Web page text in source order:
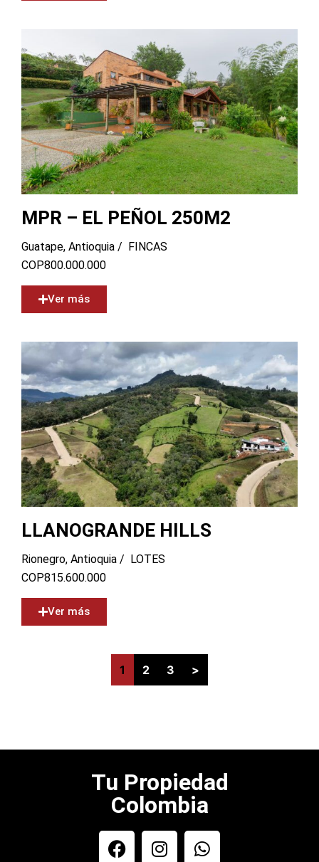
MPR – EL PEÑOL 250M2
Guatape, Antioquia / FINCAS
COP800.000.000
Ver más
LLANOGRANDE HILLS
Rionegro, Antioquia / LOTES
COP815.600.000
Ver más
1 2 3 >
Tu Propiedad
Colombia